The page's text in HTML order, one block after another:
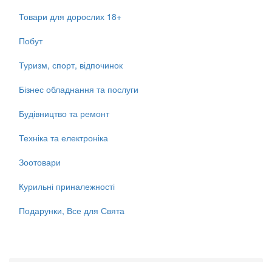
Товари для дорослих 18+
Побут
Туризм, спорт, відпочинок
Бізнес обладнання та послуги
Будівництво та ремонт
Техніка та електроніка
Зоотовари
Курильні приналежності
Подарунки, Все для Свята